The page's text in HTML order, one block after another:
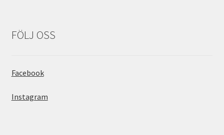
FÖLJ OSS
Facebook
Instagram